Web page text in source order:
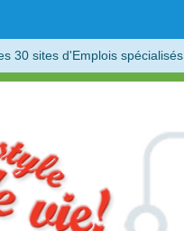
30 sites d'Emplois spécialisés